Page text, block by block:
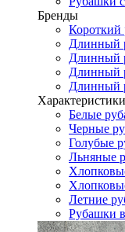
Бренды
Короткий
Длинный
Длинный
Длинный
Длинный
Характеристики
Белые
Черные
Голубые
Льняные
Летние
Рубашки